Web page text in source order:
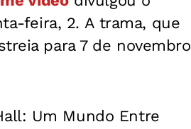
feira, 2. A trama, que
para 7 de novembro
Um Mundo Entre